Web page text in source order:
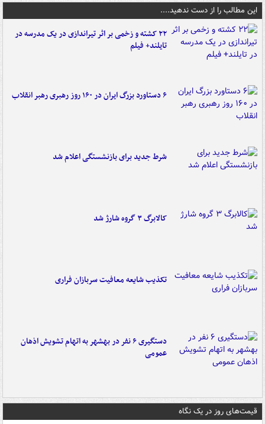
این مطالب را از دست ندهید....
۲۲ کشته و زخمی بر اثر تیراندازی در یک مدرسه در
تایلند+ فیلم
۶ دستاورد بزرگ ایران در ۱۶۰ روز رهبری رهبر انقلاب
شرط جدید برای بازنشستگی اعلام شد
کالابرگ ۳ گروه شارژ شد
تکذیب شایعه معافیت سربازان فراری
دستگیری ۶ نفر در بهشهر به اتهام تشویش اذهان
عمومی
قیمت‌های روز در یک نگاه